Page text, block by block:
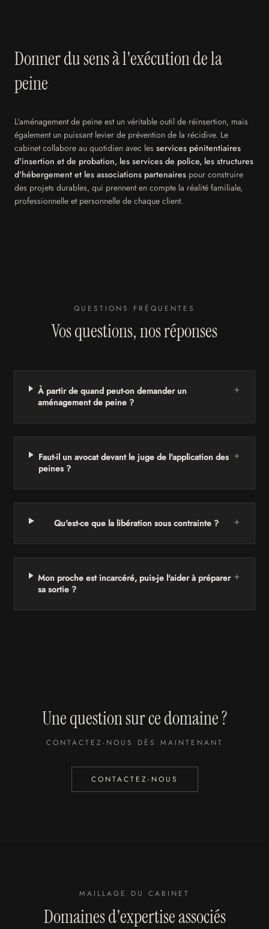
Donner du sens àl'exécution de la
peine
L'aménagement de peine est un véritable outil de réinsertion, mais
également un puissant levier de prévention de la récidive. Le
cabinet collabore au quotidien avec les services pénitentiaires
d'insertion et de probation, les services de police, les structures
d'hébergement et les associations partenaires pour construire
des projets durables, qui prennent en compte la réalité familiale,
professionnelle et personnelle de chaque client.
QUESTIONS FRÉQUENTES
Vos questions, nos réponses
À partir de quand peut-on demander un
aménagement de peine ?
+
Faut-il un avocat devant le juge de l'application des
peines ?
+
Qu'est-ce que la libération sous contrainte ? +
Mon proche est incarcéré, puis-je l'aider à préparer
sa sortie ?
+
Une question sur ce domaine ?
CONTACTEZ-NOUS DÈS MAINTENANT
CONTACTEZ-NOUS
MAILLAGE DU CABINET
Domaines d'expertise associés